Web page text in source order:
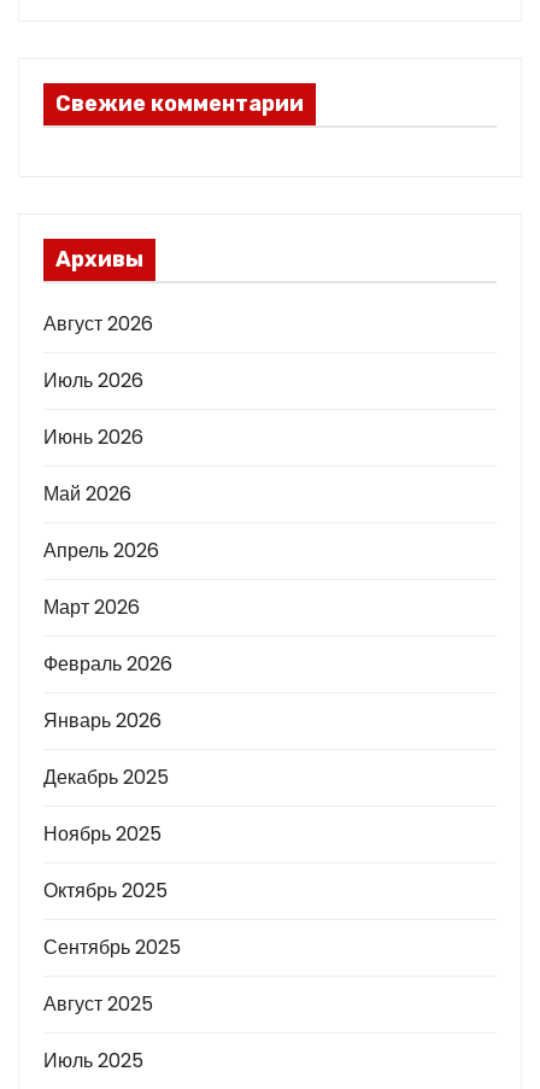
Свежие комментарии
Архивы
Август 2026
Июль 2026
Июнь 2026
Май 2026
Апрель 2026
Март 2026
Февраль 2026
Январь 2026
Декабрь 2025
Ноябрь 2025
Октябрь 2025
Сентябрь 2025
Август 2025
Июль 2025